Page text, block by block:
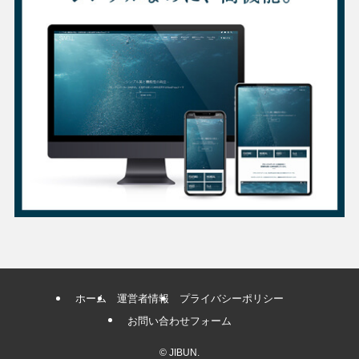
ホーム 運営者情報
プライバシーポリシー
お問い合わせフォーム
© JIBUN.